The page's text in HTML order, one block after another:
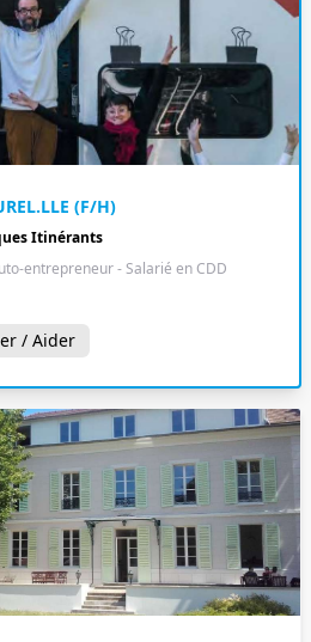
(F/H)
Itinérants
entrepreneur - Salarié en CDD
/ Aider